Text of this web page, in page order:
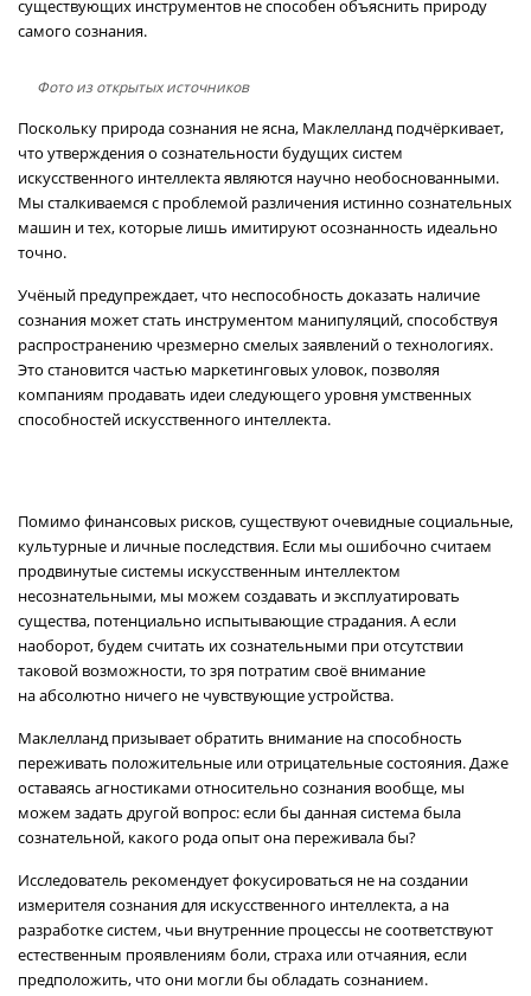
существующих инструментов не способен объяснить природу
самого сознания.
Фото из открытых источников
Поскольку природа сознания не ясна, Маклелланд подчёркивает,
что утверждения о сознательности будущих систем
искусственного интеллекта являются научно необоснованными.
Мы сталкиваемся с проблемой различения истинно сознательных
машин и тех, которые лишь имитируют осознанность идеально
точно.
Учёный предупреждает, что неспособность доказать наличие
сознания может стать инструментом манипуляций, способствуя
распространению чрезмерно смелых заявлений о технологиях.
Это становится частью маркетинговых уловок, позволяя
компаниям продавать идеи следующего уровня умственных
способностей искусственного интеллекта.
Помимо финансовых рисков, существуют очевидные социальные,
культурные и личные последствия. Если мы ошибочно считаем
продвинутые системы искусственным интеллектом
несознательными, мы можем создавать и эксплуатировать
существа, потенциально испытывающие страдания. А если
наоборот, будем считать их сознательными при отсутствии
таковой возможности, то зря потратим своё внимание
на абсолютно ничего не чувствующие устройства.
Маклелланд призывает обратить внимание на способность
переживать положительные или отрицательные состояния. Даже
оставаясь агностиками относительно сознания вообще, мы
можем задать другой вопрос: если бы данная система была
сознательной, какого рода опыт она переживала бы?
Исследователь рекомендует фокусироваться не на создании
измерителя сознания для искусственного интеллекта, а на
разработке систем, чьи внутренние процессы не соответствуют
естественным проявлениям боли, страха или отчаяния, если
предположить, что они могли бы обладать сознанием.